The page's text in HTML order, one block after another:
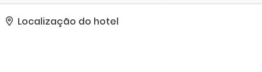
expresso e serviço de lavanderia e lavagem a seco.
Estacionamento limitado está disponível no local..
Localização do hotel